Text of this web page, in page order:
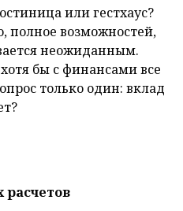
или гестхаус?
полное возможностей,
неожиданным.
бы с финансами все
только один: вклад
расчетов